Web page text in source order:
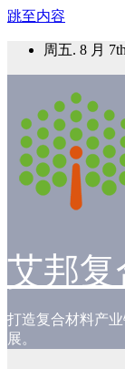
跳至内容
周五. 8 月
艾邦复
打造复合材料产
展。